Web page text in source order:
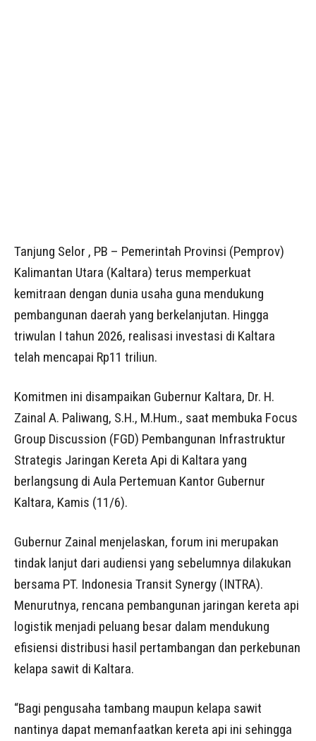
Tanjung Selor , PB – Pemerintah Provinsi (Pemprov)
Kalimantan Utara (Kaltara) terus memperkuat
kemitraan dengan dunia usaha guna mendukung
pembangunan daerah yang berkelanjutan. Hingga
triwulan I tahun 2026, realisasi investasi di Kaltara
telah mencapai Rp11 triliun.
Komitmen ini disampaikan Gubernur Kaltara, Dr. H.
Zainal A. Paliwang, S.H., M.Hum., saat membuka Focus
Group Discussion (FGD) Pembangunan Infrastruktur
Strategis Jaringan Kereta Api di Kaltara yang
berlangsung di Aula Pertemuan Kantor Gubernur
Kaltara, Kamis (11/6).
Gubernur Zainal menjelaskan, forum ini merupakan
tindak lanjut dari audiensi yang sebelumnya dilakukan
bersama PT. Indonesia Transit Synergy (INTRA).
Menurutnya, rencana pembangunan jaringan kereta api
logistik menjadi peluang besar dalam mendukung
efisiensi distribusi hasil pertambangan dan perkebunan
kelapa sawit di Kaltara.
“Bagi pengusaha tambang maupun kelapa sawit
nantinya dapat memanfaatkan kereta api ini sehingga